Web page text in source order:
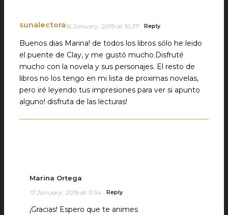
sunalectora16 January, 2019 at 10:37 Reply
Buenos dias Marina! de todos los libros sólo he leido
el puente de Clay, y me gustó mucho.Disfruté
mucho con la novela y sus personajes. El resto de
libros no los tengo en mi lista de proximas novelas,
pero iré leyendo tus impresiones para ver si apunto
alguno! disfruta de las lecturas!
Marina Ortega
17 January, 2019 at 11:54 Reply
¡Gracias! Espero que te animes